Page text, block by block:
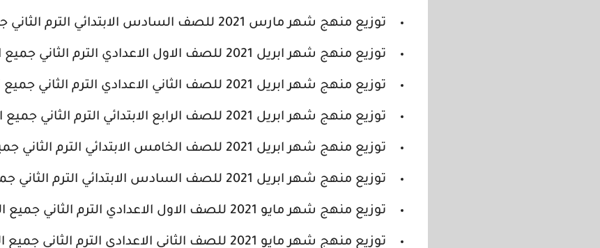
توزيع منهج شهر مارس 2021 للصف السادس الابتدائي الترم الثاني جميع المواد
توزيع منهج شهر ابريل 2021 للصف الاول الاعدادي الترم الثاني جميع المواد
توزيع منهج شهر ابريل 2021 للصف الثاني الاعدادي الترم الثاني جميع المواد
توزيع منهج شهر ابريل 2021 للصف الرابع الابتدائي الترم الثاني جميع المواد
توزيع منهج شهر ابريل 2021 للصف الخامس الابتدائي الترم الثاني جميع المواد
توزيع منهج شهر ابريل 2021 للصف السادس الابتدائي الترم الثاني جميع المواد
توزيع منهج شهر مايو 2021 للصف الاول الاعدادي الترم الثاني جميع المواد
توزيع منهج شهر مايو 2021 للصف الثاني الاعدادي الترم الثاني جميع المواد